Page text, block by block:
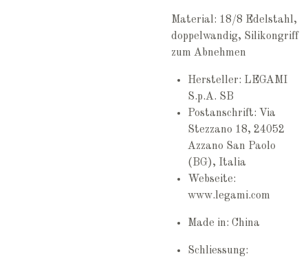
Material: 18/8 Edelstahl,
doppelwandig, Silikongriff
zum Abnehmen
Hersteller: LEGAMI
S.p.A. SB
Postanschrift: Via
Stezzano 18, 24052
Azzano San Paolo
(BG), Italia
Webseite:
www.legami.com
Made in: China
Schliessung: